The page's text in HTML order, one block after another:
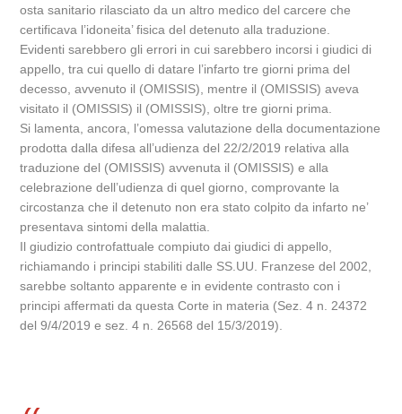
osta sanitario rilasciato da un altro medico del carcere che
certificava l’idoneita’ fisica del detenuto alla traduzione.
Evidenti sarebbero gli errori in cui sarebbero incorsi i giudici di
appello, tra cui quello di datare l’infarto tre giorni prima del
decesso, avvenuto il (OMISSIS), mentre il (OMISSIS) aveva
visitato il (OMISSIS) il (OMISSIS), oltre tre giorni prima.
Si lamenta, ancora, l’omessa valutazione della documentazione
prodotta dalla difesa all’udienza del 22/2/2019 relativa alla
traduzione del (OMISSIS) avvenuta il (OMISSIS) e alla
celebrazione dell’udienza di quel giorno, comprovante la
circostanza che il detenuto non era stato colpito da infarto ne’
presentava sintomi della malattia.
Il giudizio controfattuale compiuto dai giudici di appello,
richiamando i principi stabiliti dalle SS.UU. Franzese del 2002,
sarebbe soltanto apparente e in evidente contrasto con i
principi affermati da questa Corte in materia (Sez. 4 n. 24372
del 9/4/2019 e sez. 4 n. 26568 del 15/3/2019).